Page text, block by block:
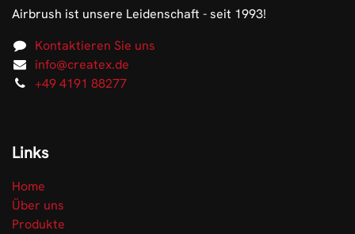
Airbrush ist unsere Leidenschaft - seit 1993!
Kontaktieren Sie uns
info@createx.de
+49 4191 88277
Links
Home
Über uns
Produkte